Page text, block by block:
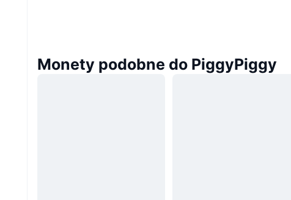
Monety podobne do PiggyPiggy